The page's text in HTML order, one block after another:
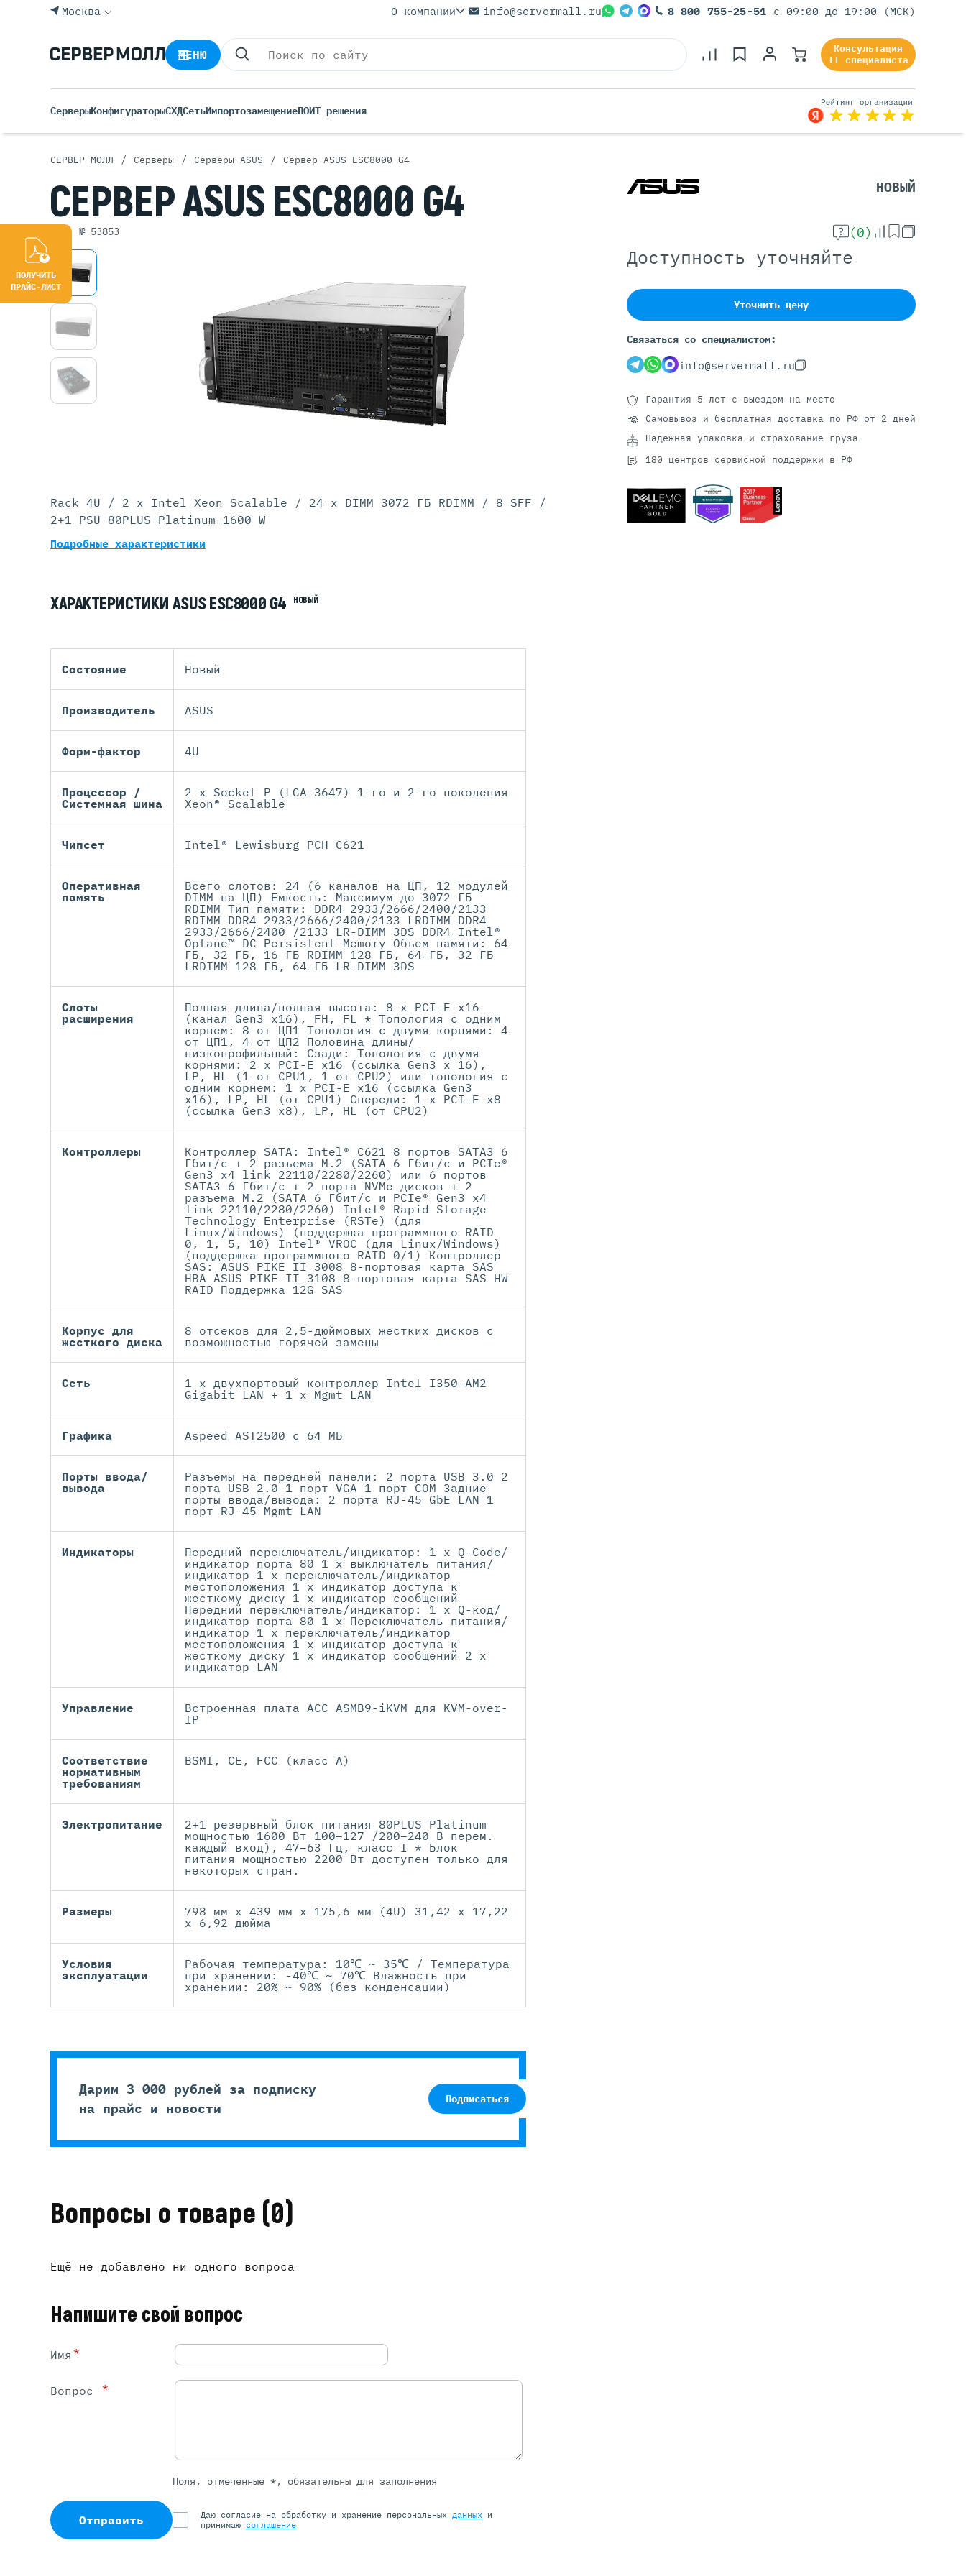
Rack Серверы
Tower Серверы
Серверы Huawei Atlas
Серверы Под Задачи
Серверы Для Виртуализации
Серверы Для Видеонаблюдения
Серверы Для ИИ
Серверы DELL
DELL G17
DELL G16
Серверы С GPU
С GPU NVIDIA
С GPU AMD
С GPU Huawei Ascend
С 4 GPU
С 8 GPU
Москва О компании info@servermall.ru 8 800 755-25-51 с 09:00 до 19:00 (МСК)
МЕНЮ
Консультация
IT специалиста
СерверыКонфигураторыСХДСетьИмпортозамещениеПОИТ-решения
СЕРВЕР МОЛЛ / Серверы / Серверы ASUS / Сервер ASUS ESC8000 G4
СЕРВЕРASUS ESC8000 G4
арт. № 53853
НОВЫЙ
(0)
Доступность уточняйте
Уточнить цену
Связаться со специалистом:
info@servermall.ru
Гарантия 5 лет с выездом на место
Самовывоз и бесплатная доставка по РФ от 2 дней
Надежная упаковка и страхование груза
180 центров сервисной поддержки в РФ
Rack 4U / 2 x Intel Xeon Scalable / 24 x DIMM 3072 ГБ RDIMM / 8 SFF /
2+1 PSU 80PLUS Platinum 1600 W
Подробные характеристики
ХАРАКТЕРИСТИКИ ASUS ESC8000 G4 НОВЫЙ
Состояние Новый
Производитель ASUS
Форм-фактор 4U
Процессор /
Системная шина
2 x Socket P (LGA 3647) 1-го и 2-го поколения
Xeon® Scalable
Чипсeт Intel® Lewisburg PCH C621
Оперативная
память
Всего слотов: 24 (6 каналов на ЦП, 12 модулей
DIMM на ЦП) Емкость: Максимум до 3072 ГБ
RDIMM Тип памяти: DDR4 2933/2666/2400/2133
RDIMM DDR4 2933/2666/2400/2133 LRDIMM DDR4
2933/2666/2400 /2133 LR-DIMM 3DS DDR4 Intel®
Optane™ DC Persistent Memory Объем памяти: 64
ГБ, 32 ГБ, 16 ГБ RDIMM 128 ГБ, 64 ГБ, 32 ГБ
LRDIMM 128 ГБ, 64 ГБ LR-DIMM 3DS
Слоты
расширения
Полная длина/полная высота: 8 x PCI-E x16
(канал Gen3 x16), FH, FL * Топология с одним
корнем: 8 от ЦП1 Топология с двумя корнями: 4
от ЦП1, 4 от ЦП2 Половина длины/
низкопрофильный: Сзади: Топология с двумя
корнями: 2 x PCI-E x16 (ссылка Gen3 x 16),
LP, HL (1 от CPU1, 1 от CPU2) или топология с
одним корнем: 1 x PCI-E x16 (ссылка Gen3
x16), LP, HL (от CPU1) Спереди: 1 x PCI-E x8
(ссылка Gen3 x8), LP, HL (от CPU2)
Контроллеры
Контроллер SATA: Intel® C621 8 портов SATA3 6
Гбит/с + 2 разъема M.2 (SATA 6 Гбит/с и PCIe®
Gen3 x4 link 22110/2280/2260) или 6 портов
SATA3 6 Гбит/с + 2 порта NVMe дисков + 2
разъема M.2 (SATA 6 Гбит/с и PCIe® Gen3 x4
link 22110/2280/2260) Intel® Rapid Storage
Technology Enterprise (RSTe) (для
Linux/Windows) (поддержка программного RAID
0, 1, 5, 10) Intel® VROC (для Linux/Windows)
(поддержка программного RAID 0/1) Контроллер
SAS: ASUS PIKE II 3008 8-портовая карта SAS
HBA ASUS PIKE II 3108 8-портовая карта SAS HW
RAID Поддержка 12G SAS
Корпус для
жесткого диска
8 отсеков для 2,5-дюймовых жестких дисков с
возможностью горячей замены
Сеть
1 x двухпортовый контроллер Intel I350-AM2
Gigabit LAN + 1 x Mgmt LAN
Графика Aspeed AST2500 с 64 МБ
Порты ввода/
вывода
Разъемы на передней панели: 2 порта USB 3.0 2
порта USB 2.0 1 порт VGA 1 порт COM Задние
порты ввода/вывода: 2 порта RJ-45 GbE LAN 1
порт RJ-45 Mgmt LAN
Индикаторы
Передний переключатель/индикатор: 1 x Q-Code/
индикатор порта 80 1 x выключатель питания/
индикатор 1 x переключатель/индикатор
местоположения 1 x индикатор доступа к
жесткому диску 1 x индикатор сообщений
Передний переключатель/индикатор: 1 x Q-код/
индикатор порта 80 1 x Переключатель питания/
индикатор 1 x переключатель/индикатор
местоположения 1 x индикатор доступа к
жесткому диску 1 x индикатор сообщений 2 x
индикатор LAN
Управление
Встроенная плата ACC ASMB9-iKVM для KVM-over-
IP
Соответствие
нормативным
требованиям
BSMI, CE, FCC (класс А)
Электропитание
2+1 резервный блок питания 80PLUS Platinum
мощностью 1600 Вт 100–127 /200–240 В перем.
каждый вход), 47–63 Гц, класс I * Блок
питания мощностью 2200 Вт доступен только для
некоторых стран.
Размеры
798 мм x 439 мм x 175,6 мм (4U) 31,42 x 17,22
x 6,92 дюйма
Условия
эксплуатации
Рабочая температура: 10℃ ~ 35℃ / Температура
при хранении: -40℃ ~ 70℃ Влажность при
хранении: 20% ~ 90% (без конденсации)
Дарим 3 000 рублей за подписку
на прайс и новости
Подписаться
Вопросы о товаре (0)
Ещё не добавлено ни одного вопроса
Напишите свой вопрос
Имя *
Вопрос *
Поля, отмеченные *, обязательны для заполнения
Отправить Даю согласие на обработку и хранение персональных данных и
принимаю соглашение
ПОЛУЧИТЬ
ПРАЙС-ЛИСТ